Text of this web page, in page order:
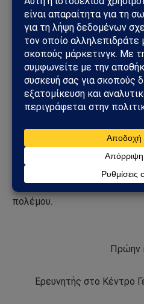
αραβικό κόσμο, αλλά και
άλλους Άραβες ως προδότες
στο καταπιεστικό
Ισραήλ. Ωστόσο, μετά τον
1967, η πλειοψηφία των
αποκτήσει μεγαλύτερη
αραβοπαλαιστινιακή εθνική
ισραηλινές αρχές
Νάκμπα, που είναι είτε η
τουλάχιστον 500.000
1949 κατά τη διάρκεια του
πολέμου.
Πρώην
Ερευνητής στο Κέντρο